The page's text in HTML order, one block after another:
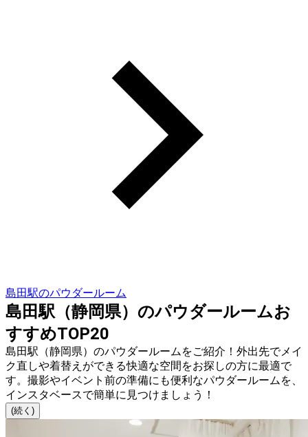
島田駅のパウダールーム
島田駅（静岡県）のパウダールームお
すすめTOP20
島田駅（静岡県）のパウダールームをご紹介！外出先でメイ
ク直しや着替えができる快適な空間をお探しの方に最適で
す。撮影やイベント前の準備にも便利なパウダールームを、
インスタベースで簡単に見つけましょう！
(続く)